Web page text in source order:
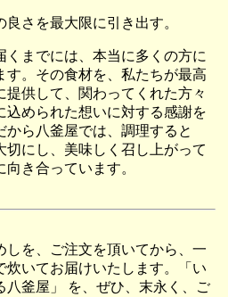
さを最大限に引き出す。
くまでには、本当に多くの方に
す。その食材を、私たちが最高
提供して、関わってくれた方々
込められた想いに対する感謝を
から八釜屋では、調理すると
切にし、美味しく召し上がって
き合っています。
しを、ご注文を頂いてから、一
炊いてお届けいたします。「い
八釜屋」 を、ぜひ、末永く、ご